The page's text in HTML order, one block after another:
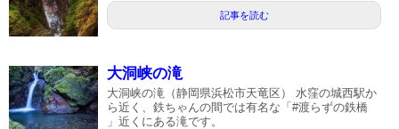
記事を読む
大洞峡の滝
大洞峡の滝（静岡県浜松市天竜区） 水窪の城西駅か
ら近く、鉄ちゃんの間では有名な「#渡らずの鉄橋
」近くにある滝です。